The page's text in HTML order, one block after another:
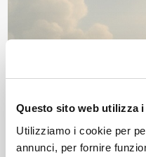
Questo sito web utilizza
Utilizziamo i cookie per
annunci, per fornire